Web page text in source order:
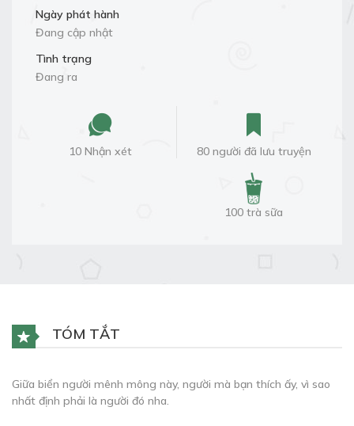
Ngày phát hành
Đang cập nhật
Tình trạng
Đang ra
10 Nhận xét 80 người đã lưu truyện
100 trà sữa
TÓM TẮT
Giữa biển người mênh mông này, người mà bạn thích ấy, vì sao
nhất định phải là người đó nha.